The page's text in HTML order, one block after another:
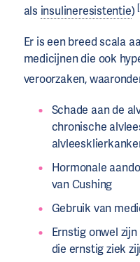
als insulineresistentie)
Er is een breed scala
medicijnen die ook
veroorzaken,
Schade aan de
chronische
Hormonale
van Cushing
Gebruik van
Ernstig onwel
die ernstig ziek